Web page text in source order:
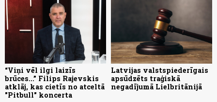
“Viņi vēl ilgi laizīs
brūces...” Filips Rajevskis
atklāj, kas cietīs no atceltā
"Pitbull" koncerta
Latvijas valstspiederīgais
apsūdzēts traģiskā
negadījumā Lielbritānijā